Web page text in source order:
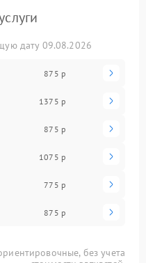
дату 09.08.2026
875 р
1375 р
875 р
1075 р
775 р
875 р
без учета